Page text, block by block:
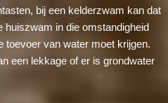
bij een kelderzwam kan dat
huiszwam in die omstandigheid
toevoer van water moet krijgen.
een lekkage of er is grondwater